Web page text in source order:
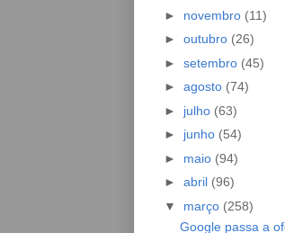
► novembro (11)
► outubro (26)
► setembro (45)
► agosto (74)
► julho (63)
► junho (54)
► maio (94)
► abril (96)
▼ março (258)
Google passa a